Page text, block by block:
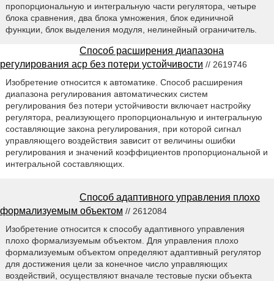
пропорциональную и интегральную части регулятора, четыре
блока сравнения, два блока умножения, блок единичной
функции, блок выделения модуля, нелинейный ограничитель.
Способ расширения диапазона
регулирования аср без потери устойчивости // 2619746
Изобретение относится к автоматике. Способ расширения
диапазона регулирования автоматических систем
регулирования без потери устойчивости включает настройку
регулятора, реализующего пропорциональную и интегральную
составляющие закона регулирования, при которой сигнал
управляющего воздействия зависит от величины ошибки
регулирования и значений коэффициентов пропорциональной и
интегральной составляющих.
Способ адаптивного управления плохо
формализуемым объектом // 2612084
Изобретение относится к способу адаптивного управления
плохо формализуемым объектом. Для управления плохо
формализуемым объектом определяют адаптивный регулятор
для достижения цели за конечное число управляющих
воздействий, осуществляют вначале тестовые пуски объекта